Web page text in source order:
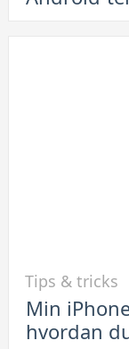
Min
iPhone
Tips & tricks
Min
hvordan